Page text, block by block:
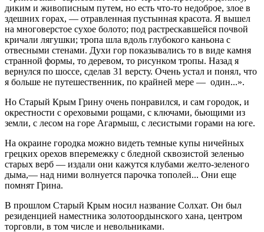
диким и живописным путем, но есть что-то недоброе, злое в
здешних горах, — отравленная пустынная красота. Я вышел
на многоверстое сухое болото; под растрескавшейся почвой
кричали лягушки; тропа шла вдоль глубокого каньона с
отвесными стенами. Духи гор показывались то в виде камня
странной формы, то деревом, то рисунком тропы. Назад я
вернулся по шоссе, сделав 31 версту. Очень устал и понял, что
я больше не путешественник, по крайней мере — один...».
Но Старый Крым Грину очень понравился, и сам городок, и
окрестности с ореховыми рощами, с ключами, бьющими из
земли, с лесом на горе Агармыш, с лесистыми горами на юге.
На окраине городка можно видеть темные купы ничейных
грецких орехов вперемежку с бледной сквозистой зеленью
старых верб — издали они кажутся клубами желто-зеленого
дыма,— над ними волнуется парочка тополей... Они еще
помнят Грина.
В прошлом Старый Крым носил название Солхат. Он был
резиденцией наместника золотоордынского хана, центром
торговли, в том числе и невольниками.